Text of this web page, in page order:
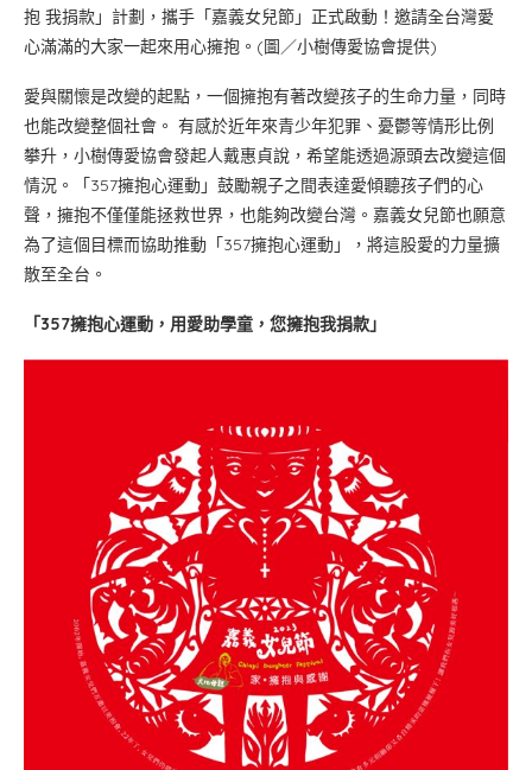
抱 我捐款」計劃，攜手「嘉義女兒節」正式啟動！邀請全台灣愛
心滿滿的大家一起來用心擁抱。(圖／小樹傳愛協會提供)
愛與關懷是改變的起點，一個擁抱有著改變孩子的生命力量，同時
也能改變整個社會。 有感於近年來青少年犯罪、憂鬱等情形比例
攀升，小樹傳愛協會發起人戴惠貞說，希望能透過源頭去改變這個
情況。「357擁抱心運動」鼓勵親子之間表達愛傾聽孩子們的心
聲，擁抱不僅僅能拯救世界，也能夠改變台灣。嘉義女兒節也願意
為了這個目標而協助推動「357擁抱心運動」，將這股愛的力量擴
散至全台。
「357擁抱心運動，用愛助學童，您擁抱我捐款」